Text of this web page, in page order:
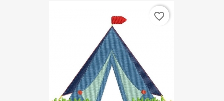
favorite_border